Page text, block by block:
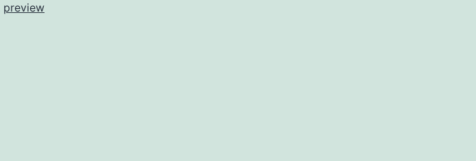
preview